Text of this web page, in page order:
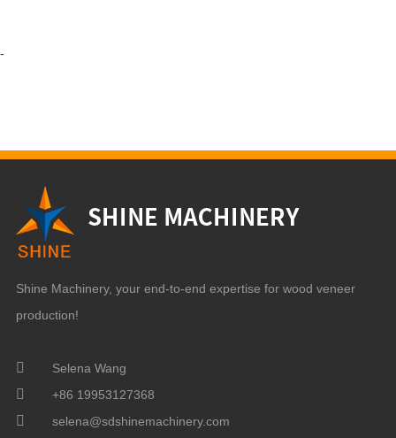
-
Shine Machinery, your end-to-end expertise for wood veneer
production!
Selena Wang
+86 19953127368
selena@sdshinemachinery.com